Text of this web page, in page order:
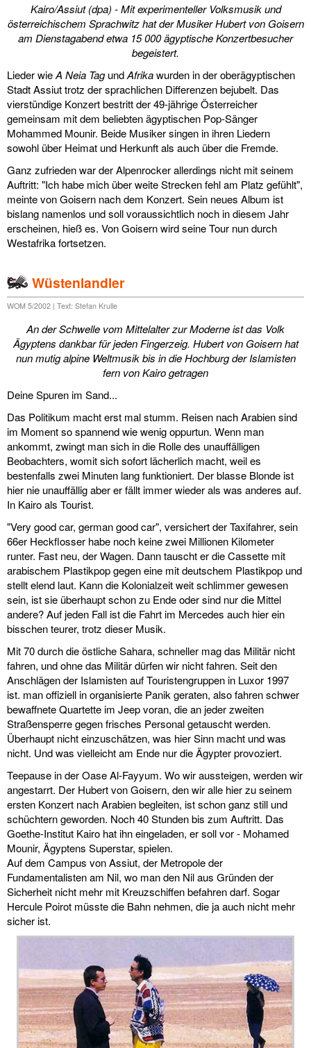
Kairo/Assiut (dpa) - Mit experimenteller Volksmusik und
österreichischem Sprachwitz hat der Musiker Hubert von Goisern
am Dienstagabend etwa 15 000 ägyptische Konzertbesucher
begeistert.
Lieder wieA Neia TagundAfrikawurden in der oberägyptischen
Stadt Assiut trotz der sprachlichen Differenzen bejubelt. Das
vierstündige Konzert bestritt der 49-jährige Österreicher
gemeinsam mit dem beliebten ägyptischen Pop-Sänger
Mohammed Mounir. Beide Musiker singen in ihren Liedern
sowohl über Heimat und Herkunft als auch über die Fremde.
Ganz zufrieden war der Alpenrocker allerdings nicht mit seinem
Auftritt: "Ich habe mich über weite Strecken fehl am Platz gefühlt",
meinte von Goisern nach dem Konzert. Sein neues Album ist
bislang namenlos und soll voraussichtlich noch in diesem Jahr
erscheinen, hieß es. Von Goisern wird seine Tour nun durch
Westafrika fortsetzen.
Wüstenlandler
WOM 5/2002 | Text: Stefan Krulle
An der Schwelle vom Mittelalter zur Moderne ist das Volk
Ägyptens dankbar für jeden Fingerzeig. Hubert von Goisern hat
nun mutig alpine Weltmusik bis in die Hochburg der Islamisten
fern von Kairo getragen
Deine Spuren im Sand...
Das Politikum macht erst mal stumm. Reisen nach Arabien sind
im Moment so spannend wie wenig oppurtun. Wenn man
ankommt, zwingt man sich in die Rolle des unauffälligen
Beobachters, womit sich sofort lächerlich macht, weil es
bestenfalls zwei Minuten lang funktioniert. Der blasse Blonde ist
hier nie unauffällig aber er fällt immer wieder als was anderes auf.
In Kairo als Tourist.
"Very good car, german good car", versichert der Taxifahrer, sein
66er Heckflosser habe noch keine zwei Millionen Kilometer
runter. Fast neu, der Wagen. Dann tauscht er die Cassette mit
arabischem Plastikpop gegen eine mit deutschem Plastikpop und
stellt elend laut. Kann die Kolonialzeit weit schlimmer gewesen
sein, ist sie überhaupt schon zu Ende oder sind nur die Mittel
andere? Auf jeden Fall ist die Fahrt im Mercedes auch hier ein
bisschen teurer, trotz dieser Musik.
Mit 70 durch die östliche Sahara, schneller mag das Militär nicht
fahren, und ohne das Militär dürfen wir nicht fahren. Seit den
Anschlägen der Islamisten auf Touristengruppen in Luxor 1997
ist. man offiziell in organisierte Panik geraten, also fahren schwer
bewaffnete Quartette im Jeep voran, die an jeder zweiten
Straßensperre gegen frisches Personal getauscht werden.
Überhaupt nicht einzuschätzen, was hier Sinn macht und was
nicht. Und was vielleicht am Ende nur die Ägypter provoziert.
Teepause in der Oase Al-Fayyum. Wo wir aussteigen, werden wir
angestarrt. Der Hubert von Goisern, den wir alle hier zu seinem
ersten Konzert nach Arabien begleiten, ist schon ganz still und
schüchtern geworden. Noch 40 Stunden bis zum Auftritt. Das
Goethe-Institut Kairo hat ihn eingeladen, er soll vor - Mohamed
Mounir, Ägyptens Superstar, spielen.
Auf dem Campus von Assiut, der Metropole der
Fundamentalisten am Nil, wo man den Nil aus Gründen der
Sicherheit nicht mehr mit Kreuzschiffen befahren darf. Sogar
Hercule Poirot müsste die Bahn nehmen, die ja auch nicht mehr
sicher ist.